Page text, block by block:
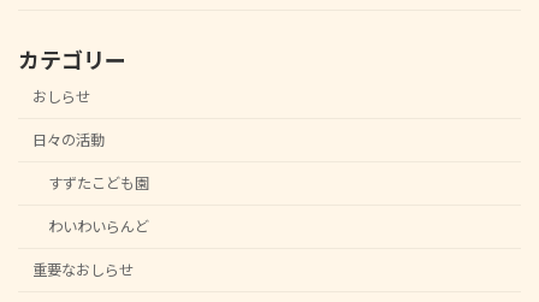
カテゴリー
おしらせ
日々の活動
すずたこども園
わいわいらんど
重要なおしらせ